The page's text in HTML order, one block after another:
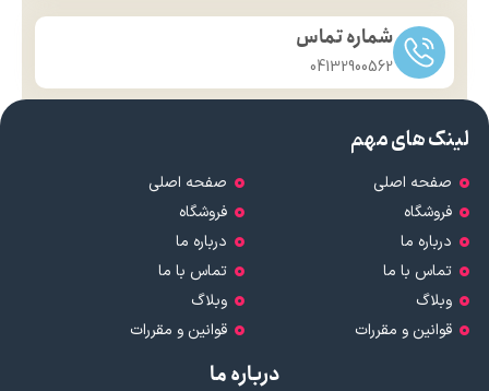
شماره تماس
04132900562
لینک های مهم
صفحه اصلی
فروشگاه
درباره ما
تماس با ما
وبلاگ
قوانین و مقررات
صفحه اصلی
فروشگاه
درباره ما
تماس با ما
وبلاگ
قوانین و مقررات
درباره ما